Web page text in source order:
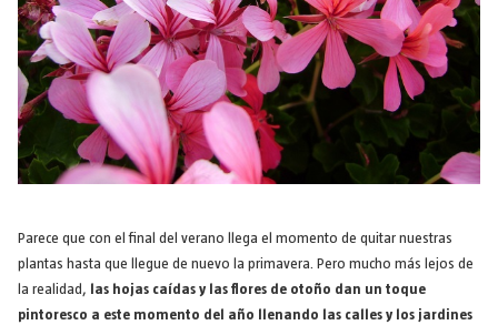
Parece que con el final del verano llega el momento de quitar nuestras
plantas hasta que llegue de nuevo la primavera. Pero mucho más lejos de
la realidad,
las hojas caídas y las flores de otoño dan un toque
pintoresco a este momento del año llenando las calles y los jardines